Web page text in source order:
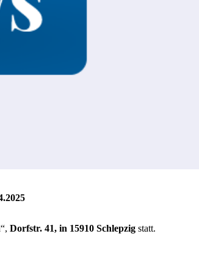
Dorfstr. 41, in 15910 Schlepzig statt.